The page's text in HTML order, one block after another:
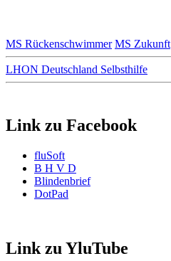
MS Rückenschwimmer MS Zukunft
LHON Deutschland Selbsthilfe
Link zu Facebook
fluSoft
B H V D
Blindenbrief
DotPad
Link zu YluTube